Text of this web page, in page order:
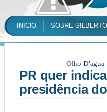
INICIO SOBRE
Olho D'água
PR quer
presidência